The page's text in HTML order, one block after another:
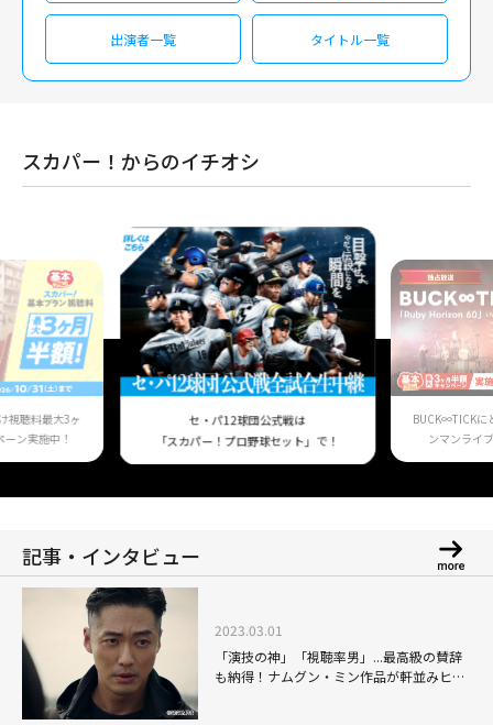
出演者一覧 タイトル一覧
スカパー！からのイチオシ
視聴料最大3ヶ
ン実施中！
セ・パ12球団公式戦は
「スカパー！プロ野球セット」で！
BUCK∞TICKに
ンマンライ
記事・インタビュー
2023.03.01
「演技の神」「視聴率男」...最高級の賛辞
も納得！ナムグン・ミン作品が軒並みヒッ